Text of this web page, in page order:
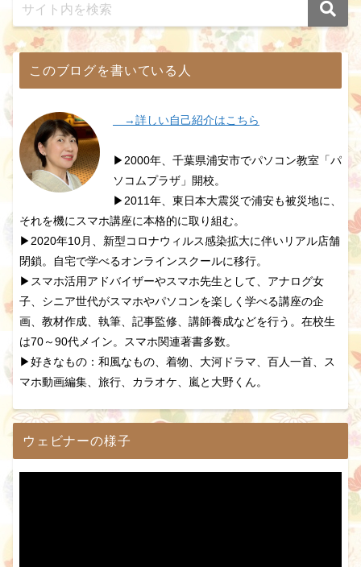
このブログを書いている人
→詳しい自己紹介はこちら
▶2000年、千葉県浦安市でパソコン教室「パ
ソコムプラザ」開校。
▶2011年、東日本大震災で浦安も被災地に、
それを機にスマホ講座に本格的に取り組む。
▶2020年10月、新型コロナウィルス感染拡大に伴いリアル店舗
閉鎖。自宅で学べるオンラインスクールに移行。
▶スマホ活用アドバイザーやスマホ先生として、アナログ女
子、シニア世代がスマホやパソコンを楽しく学べる講座の企
画、教材作成、執筆、記事監修、講師養成などを行う。在校生
は70～90代メイン。スマホ関連著書多数。
▶好きなもの：和風なもの、着物、大河ドラマ、百人一首、ス
マホ動画編集、旅行、カラオケ、嵐と大野くん。
ウェビナーの様子